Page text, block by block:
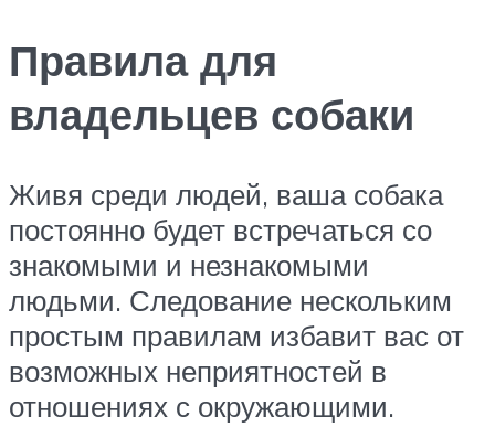
Правила для
владельцев собаки
Живя среди людей, ваша собака
постоянно будет встречаться со
знакомыми и незнакомыми
людьми. Следование нескольким
простым правилам избавит вас от
возможных неприятностей в
отношениях с окружающими.